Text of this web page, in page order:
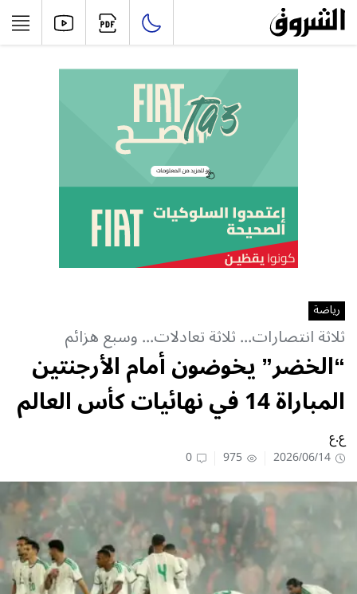
رياضة
ثلاثة انتصارات... ثلاثة تعادلات... وسبع هزائم
“الخضر” يخوضون أمام الأرجنتين
المباراة 14 في نهائيات كأس العالم
ع.ع
2026/06/14
975
0